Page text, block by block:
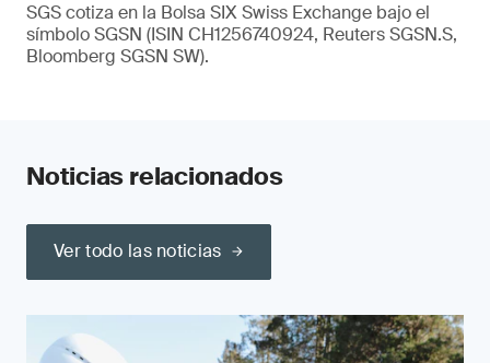
SGS cotiza en la Bolsa SIX Swiss Exchange bajo el
símbolo SGSN (ISIN CH1256740924, Reuters SGSN.S,
Bloomberg SGSN SW).
Noticias relacionados
Ver todo las noticias